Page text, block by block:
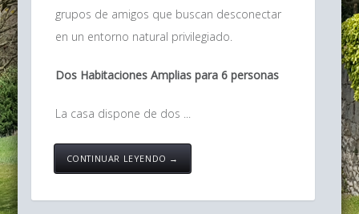
grupos de amigos que buscan desconectar
en un entorno natural privilegiado.
Dos Habitaciones Amplias para 6 personas
La casa dispone de dos ...
CONTINUAR LEYENDO →